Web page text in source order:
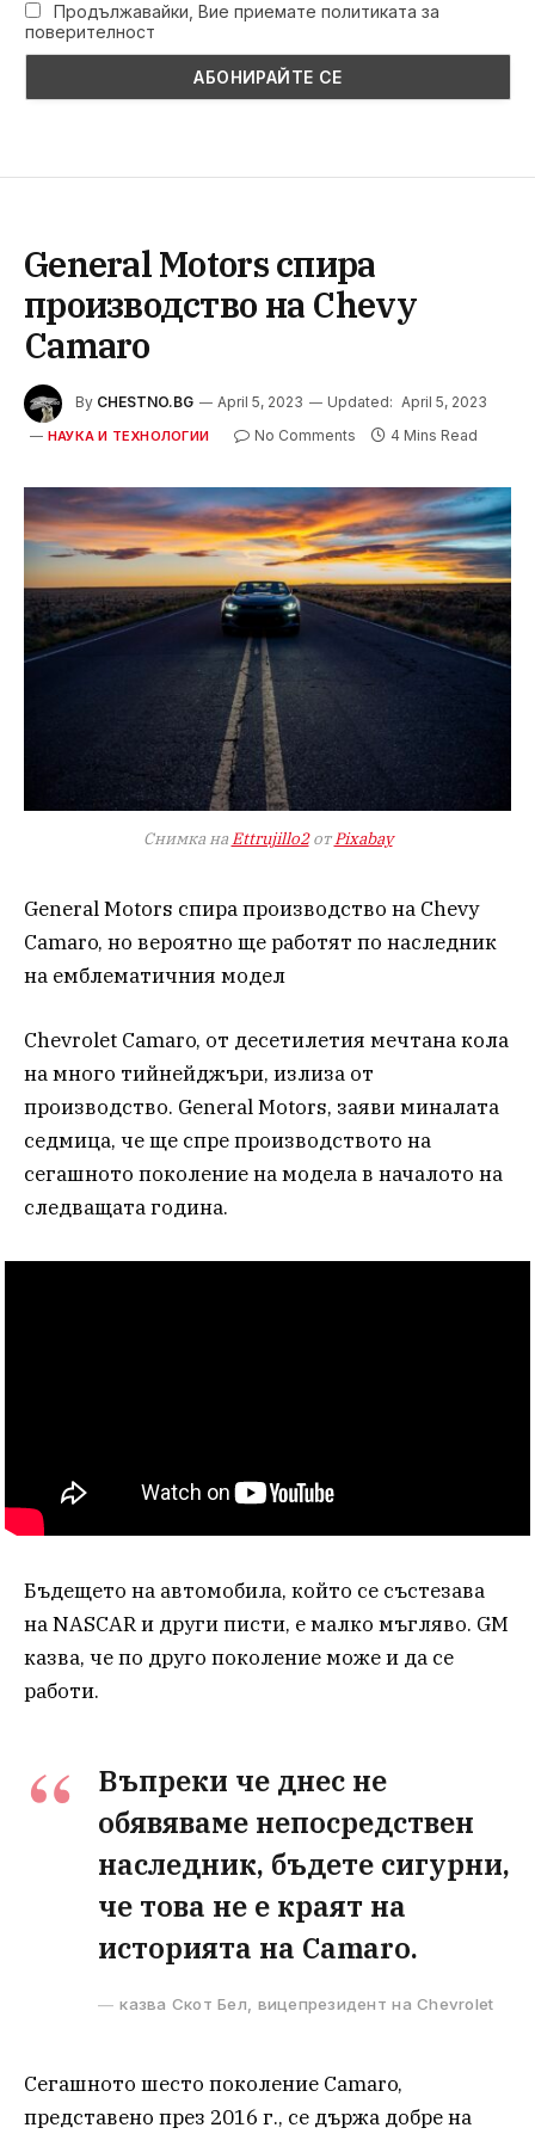
Продължавайки, Вие приемате политиката за
поверителност
General Motors спира
производство на Chevy
Camaro
By CHESTNO.BG April 5, 2023 Updated: April 5, 2023
НАУКА И ТЕХНОЛОГИИ No Comments 4 Mins Read
Снимка наEttrujillo2отPixabay
General Motors спира производство на Chevy
Camaro, но вероятно ще работят по наследник
на емблематичния модел
Chevrolet Camaro, от десетилетия мечтана кола
на много тийнейджъри, излиза от
производство. General Motors, заяви миналата
седмица, че ще спре производството на
сегашното поколение на модела в началото на
следващата година.
Бъдещето на автомобила, който се състезава
на NASCAR и други писти, е малко мъгляво. GM
казва, че по друго поколение може и да се
работи.
Въпреки че днес не
обявяваме непосредствен
наследник, бъдете сигурни,
че това не е краят на
историята на Camaro.
казва Скот Бел, вицепрезидент на Chevrolet
Сегашното шесто поколение Camaro,
представено през 2016 г., се държа добре на